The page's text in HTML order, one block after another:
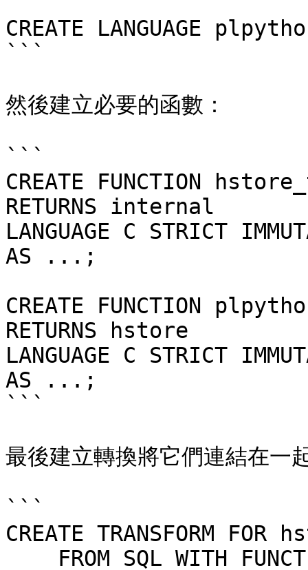
CREATE LANGUAGE
```
然後建立必要的函數：
```
CREATE FUNCTION
RETURNS internal
LANGUAGE C STRICT
AS ...;
CREATE FUNCTION
RETURNS hstore
LANGUAGE C STRICT
AS ...;
```
最後建立轉換將它們連結在一
```
CREATE TRANSFORM